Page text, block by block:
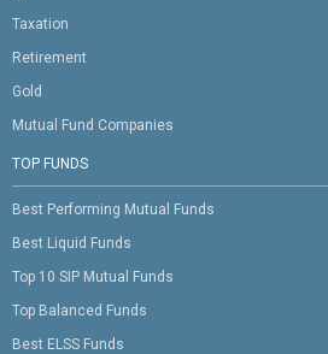
Taxation
Retirement
Gold
Mutual Fund Companies
TOP FUNDS
Best Performing Mutual Funds
Best Liquid Funds
Top 10 SIP Mutual Funds
Top Balanced Funds
Best ELSS Funds